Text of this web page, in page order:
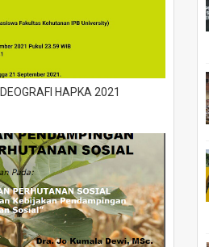
HAPKA 2021